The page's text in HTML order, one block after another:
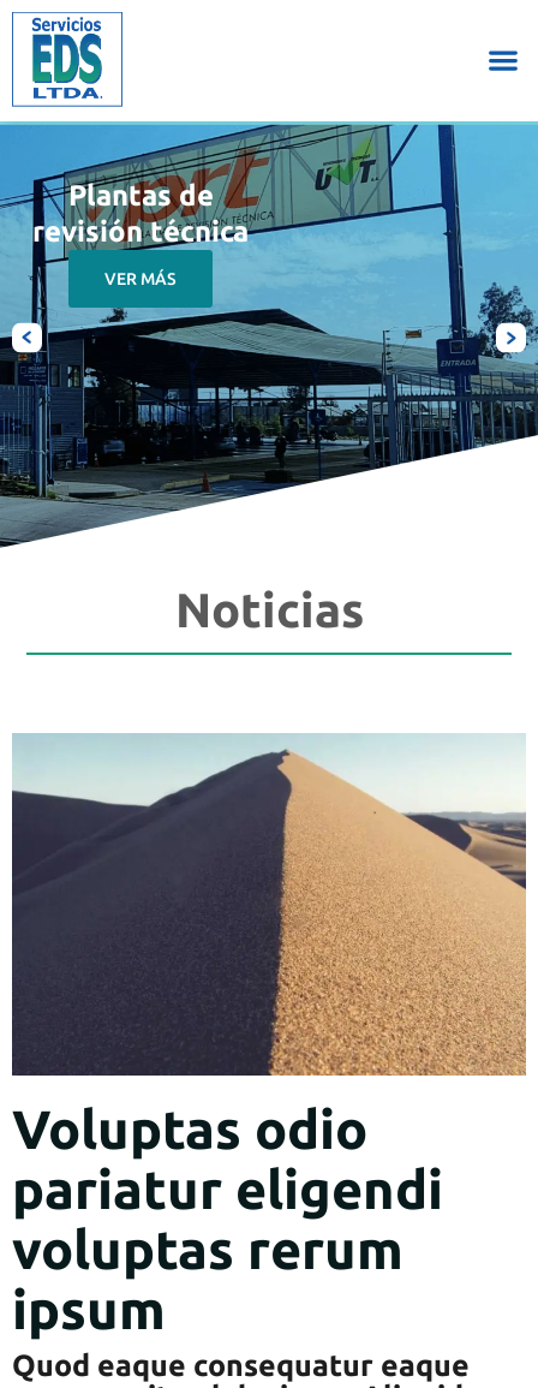
Plantas de
revisión técnica
VER MÁS
Noticias
Voluptas odio
pariatur eligendi
voluptas rerum
ipsum
Quod eaque consequatur eaque